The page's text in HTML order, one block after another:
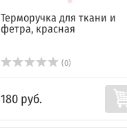
Терморучка для ткани и
фетра, красная
(0)
180 руб.